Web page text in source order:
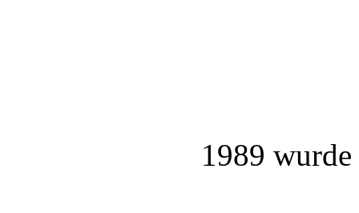
1989 wurde